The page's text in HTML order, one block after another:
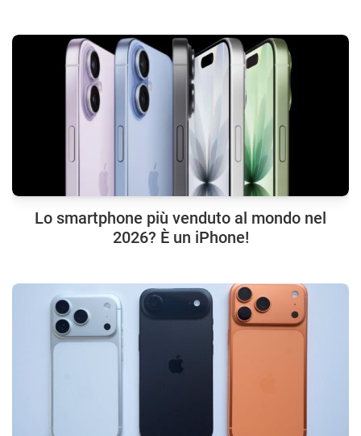
Lo smartphone più venduto al mondo nel
2026? È un iPhone!